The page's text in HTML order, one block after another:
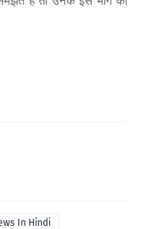
In Hindi